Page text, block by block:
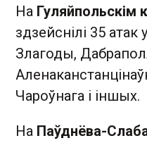
На Гуляйпольскім
здзейснілі 35 атак
Злагоды,
Чароўнага і іншых.
На Паўднёва-